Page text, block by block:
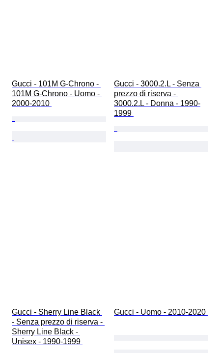
Gucci - 101M G-Chrono -
101M G-Chrono - Uomo -
2000-2010
Gucci - 3000.2.L - Senza
prezzo di riserva -
3000.2.L - Donna - 1990-
1999
Gucci - Sherry Line Black
- Senza prezzo di riserva -
Sherry Line Black -
Unisex - 1990-1999
Gucci - Uomo - 2010-2020